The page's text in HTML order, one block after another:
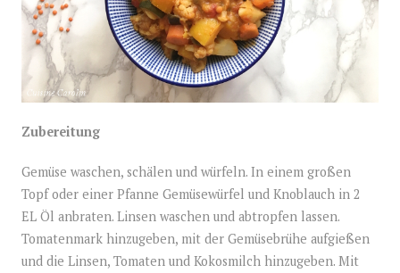
Zubereitung
Gemüse waschen, schälen und würfeln. In einem großen
Topf oder einer Pfanne Gemüsewürfel und Knoblauch in 2
EL Öl anbraten. Linsen waschen und abtropfen lassen.
Tomatenmark hinzugeben, mit der Gemüsebrühe aufgießen
und die Linsen, Tomaten und Kokosmilch hinzugeben. Mit